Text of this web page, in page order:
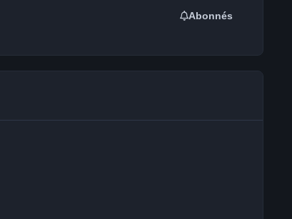
Abonnés